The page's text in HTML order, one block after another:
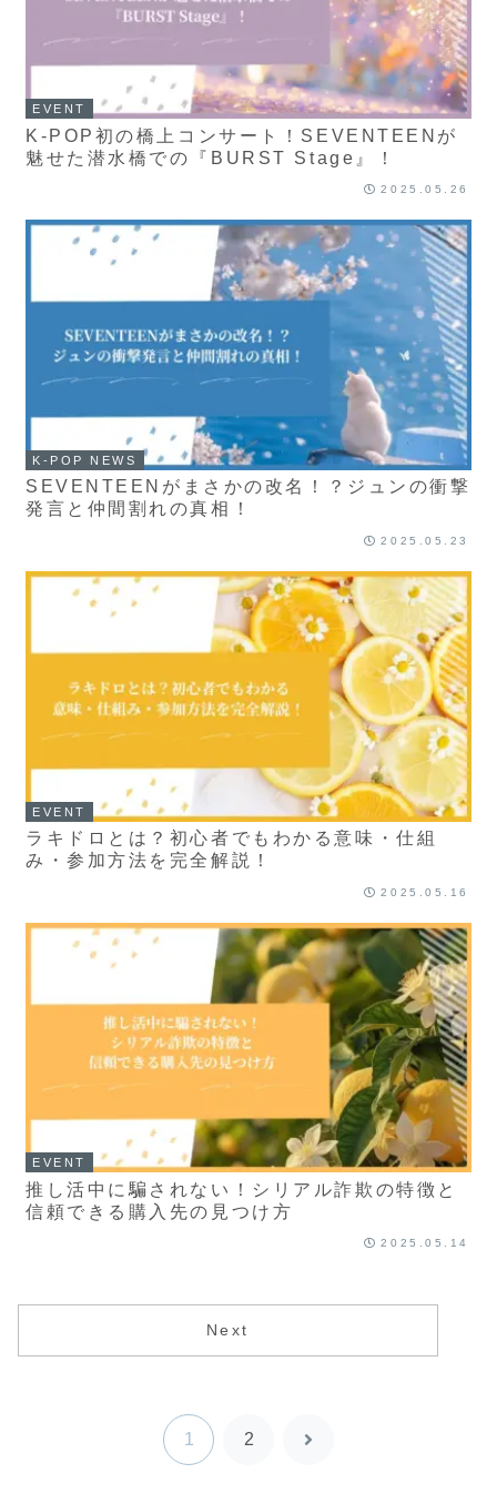
EVENT
K-POP初の橋上コンサート！SEVENTEENが
魅せた潜水橋での『BURST Stage』！
2025.05.26
K-POP NEWS
SEVENTEENがまさかの改名！？ジュンの衝撃
発言と仲間割れの真相！
2025.05.23
EVENT
ラキドロとは？初心者でもわかる意味・仕組
み・参加方法を完全解説！
2025.05.16
EVENT
推し活中に騙されない！シリアル詐欺の特徴と
信頼できる購入先の見つけ方
2025.05.14
Next
1 2
次